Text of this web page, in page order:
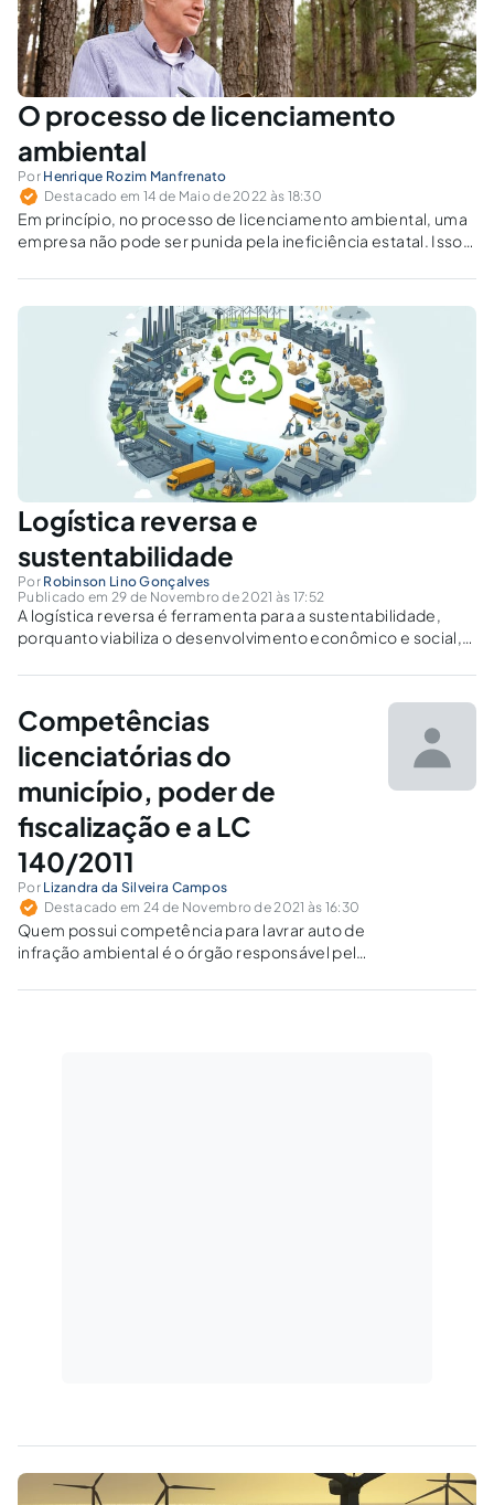
O processo de licenciamento
ambiental
Por Henrique Rozim Manfrenato
Destacado em 14 de Maio de 2022 às 18:30
Em princípio, no processo de licenciamento ambiental, uma
empresa não pode ser punida pela ineficiência estatal. Isso,
ocorrido com a SAMARCO, que estava em processo de
análise, para renovação, havia 4 anos.
Logística reversa e
sustentabilidade
Por Robinson Lino Gonçalves
Publicado em 29 de Novembro de 2021 às 17:52
A logística reversa é ferramenta para a sustentabilidade,
porquanto viabiliza o desenvolvimento econômico e social,
Competências
licenciatórias do
município, poder de
fiscalização e a LC
140/2011
Por Lizandra da Silveira Campos
Destacado em 24 de Novembro de 2021 às 16:30
Quem possui competência para lavrar auto de
infração ambiental é o órgão responsável pelo
a competência comum para fiscalizar de todos